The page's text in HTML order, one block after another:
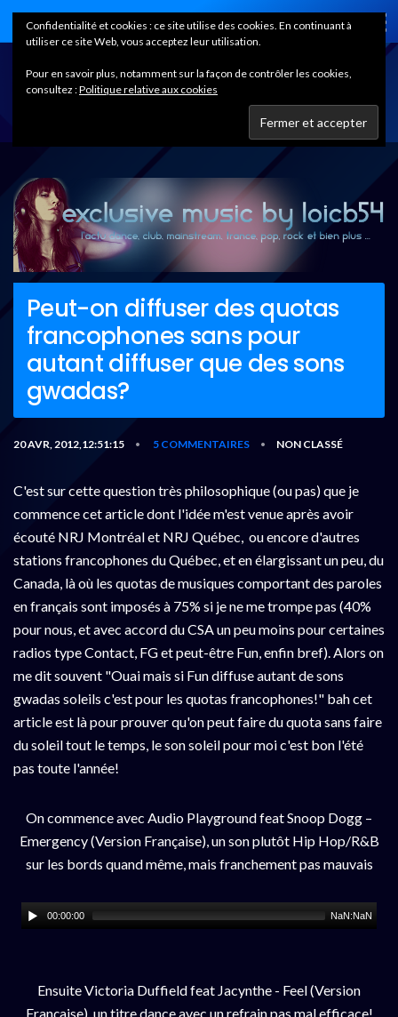
Home
Peut-on diffuser des quotas
francophones sans pour
autant diffuser que des sons
gwadas?
20 AVR, 2012,12:51:15 • 5 COMMENTAIRES • NON CLASSÉ
C'est sur cette question très philosophique (ou pas) que je
commence cet article dont l'idée m'est venue après avoir
écouté NRJ Montréal et NRJ Québec, ou encore d'autres
stations francophones du Québec, et en élargissant un peu, du
Canada, là où les quotas de musiques comportant des paroles
en français sont imposés à 75% si je ne me trompe pas (40%
pour nous, et avec accord du CSA un peu moins pour certaines
radios type Contact, FG et peut-être Fun, enfin bref). Alors on
me dit souvent "Ouai mais si Fun diffuse autant de sons
gwadas soleils c'est pour les quotas francophones!" bah cet
article est là pour prouver qu'on peut faire du quota sans faire
du soleil tout le temps, le son soleil pour moi c'est bon l'été
pas toute l'année!
On commence avec Audio Playground feat Snoop Dogg –
Emergency (Version Française), un son plutôt Hip Hop/R&B
sur les bords quand même, mais franchement pas mauvais
00:00:00 NaN:NaN
Ensuite Victoria Duffield feat Jacynthe - Feel (Version
Française), un titre dance avec un refrain pas mal efficace!
Confidentialité et cookies : ce site utilise des cookies. En continuant à
utiliser ce site Web, vous acceptez leur utilisation.
Pour en savoir plus, notamment sur la façon de contrôler les cookies,
consultez :Politique relative aux cookies